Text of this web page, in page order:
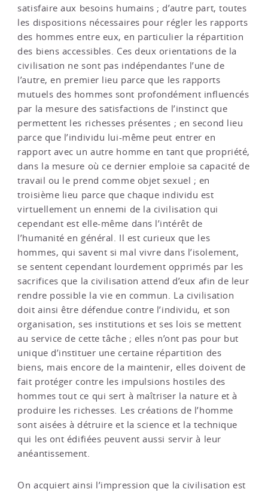
satisfaire aux besoins humains ; d’autre part, toutes
les dispositions nécessaires pour régler les rapports
des hommes entre eux, en particulier la répartition
des biens accessibles. Ces deux orientations de la
civilisation ne sont pas indépendantes l’une de
l’autre, en premier lieu parce que les rapports
mutuels des hommes sont profondément influencés
par la mesure des satisfactions de l’instinct que
permettent les richesses présentes ; en second lieu
parce que l’individu lui-même peut entrer en
rapport avec un autre homme en tant que propriété,
dans la mesure où ce dernier emploie sa capacité de
travail ou le prend comme objet sexuel ; en
troisième lieu parce que chaque individu est
virtuellement un ennemi de la civilisation qui
cependant est elle-même dans l’intérêt de
l’humanité en général. Il est curieux que les
hommes, qui savent si mal vivre dans l’isolement,
se sentent cependant lourdement opprimés par les
sacrifices que la civilisation attend d’eux afin de leur
rendre possible la vie en commun. La civilisation
doit ainsi être défendue contre l’individu, et son
organisation, ses institutions et ses lois se mettent
au service de cette tâche ; elles n’ont pas pour but
unique d’instituer une certaine répartition des
biens, mais encore de la maintenir, elles doivent de
fait protéger contre les impulsions hostiles des
hommes tout ce qui sert à maîtriser la nature et à
produire les richesses. Les créations de l’homme
sont aisées à détruire et la science et la technique
qui les ont édifiées peuvent aussi servir à leur
anéantissement.
On acquiert ainsi l’impression que la civilisation est